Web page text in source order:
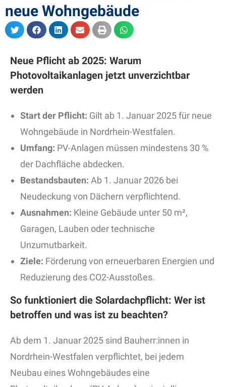
neue Wohngebäude
Neue Pflicht ab 2025: Warum
Photovoltaikanlagen jetzt unverzichtbar
werden
Start der Pflicht: Gilt ab 1. Januar 2025 für neue
Wohngebäude in Nordrhein-Westfalen.
Umfang: PV-Anlagen müssen mindestens 30 %
der Dachfläche abdecken.
Bestandsbauten: Ab 1. Januar 2026 bei
Neudeckung von Dächern verpflichtend.
Ausnahmen: Kleine Gebäude unter 50 m²,
Garagen, Lauben oder technische
Unzumutbarkeit.
Ziele: Förderung von erneuerbaren Energien und
Reduzierung des CO2-Ausstoßes.
So funktioniert die Solardachpflicht: Wer ist
betroffen und was ist zu beachten?
Ab dem 1. Januar 2025 sind Bauherr:innen in
Nordrhein-Westfalen verpflichtet, bei jedem
Neubau eines Wohngebäudes eine